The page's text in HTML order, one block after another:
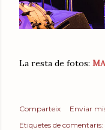
La resta de fotos:
Comparteix
Enviar
Etiquetes de comentaris: